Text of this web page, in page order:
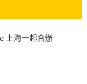
上海一起合辦